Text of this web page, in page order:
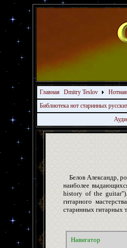
Главная Dmitry Teslov
Библиотека нот старинных
Белов Александр,
наиболее
history of the guitar").
гитарного
старинных гитарных